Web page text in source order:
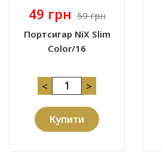
49 грн 59 грн
Портсигар NiX Slim
Color/16
< >
Купити